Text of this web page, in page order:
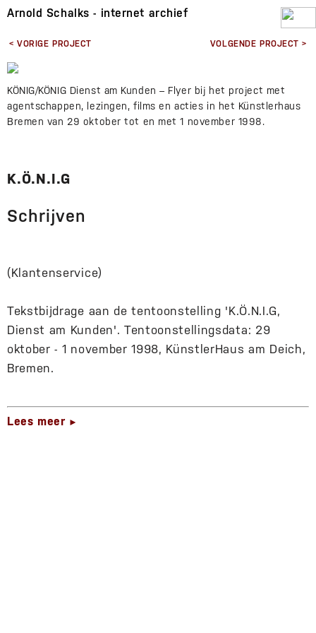
Arnold Schalks - internet archief
< VORIGE PROJECT VOLGENDE PROJECT >
KÖNIG/KÖNIG Dienst am Kunden – Flyer bij het project met
agentschappen, lezingen, films en acties in het Künstlerhaus
Bremen van 29 oktober tot en met 1 november 1998.
K.Ö.N.I.G
Schrijven
(Klantenservice)
Tekstbijdrage aan de tentoonstelling 'K.Ö.N.I.G,
Dienst am Kunden'. Tentoonstellingsdata: 29
oktober - 1 november 1998, KünstlerHaus am Deich,
Bremen.
Lees meer ►